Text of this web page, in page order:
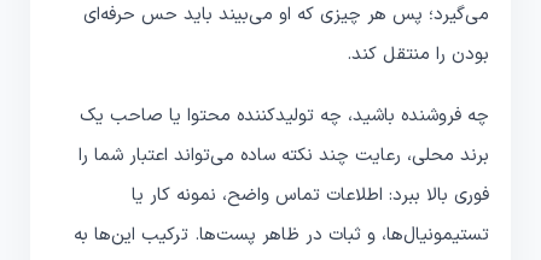
می‌گیرد؛ پس هر چیزی که او می‌بیند باید حس حرفه‌ای
بودن را منتقل کند.
چه فروشنده باشید، چه تولیدکننده محتوا یا صاحب یک
برند محلی، رعایت چند نکته ساده می‌تواند اعتبار شما را
فوری بالا ببرد: اطلاعات تماس واضح، نمونه کار یا
تستیمونیا‌ل‌ها، و ثبات در ظاهر پست‌ها. ترکیب این‌ها به